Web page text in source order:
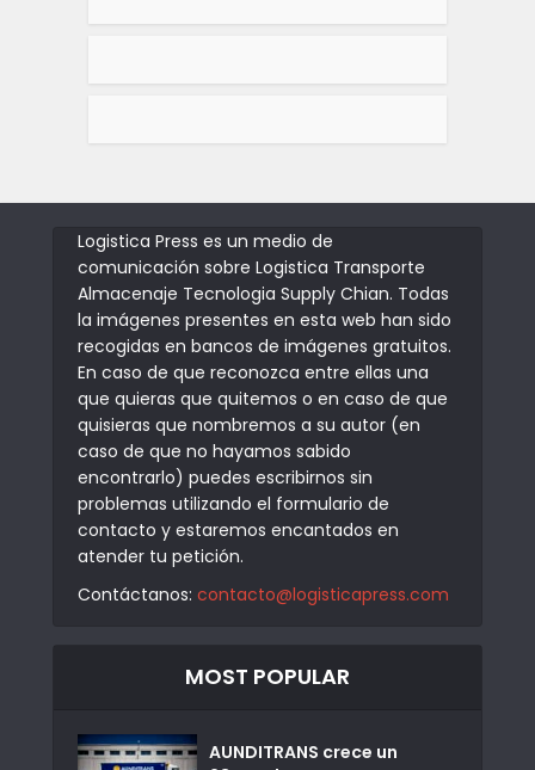
Logistica Press es un medio de
comunicación sobre Logistica Transporte
Almacenaje Tecnologia Supply Chian. Todas
la imágenes presentes en esta web han sido
recogidas en bancos de imágenes gratuitos.
En caso de que reconozca entre ellas una
que quieras que quitemos o en caso de que
quisieras que nombremos a su autor (en
caso de que no hayamos sabido
encontrarlo) puedes escribirnos sin
problemas utilizando el formulario de
contacto y estaremos encantados en
atender tu petición.
Contáctanos: contacto@logisticapress.com
MOST POPULAR
AUNDITRANS crece un